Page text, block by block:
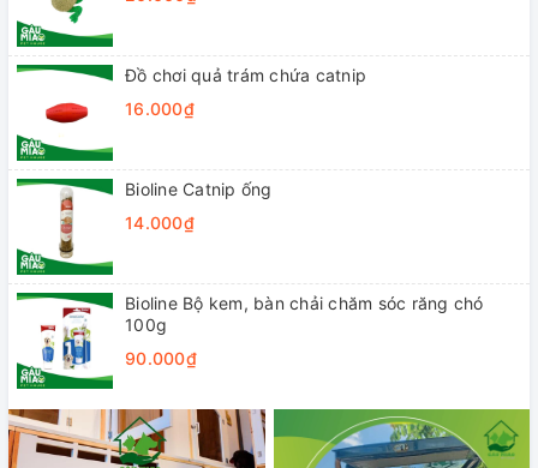
Đồ chơi quả trám chứa catnip
16.000₫
Bioline Catnip ống
14.000₫
Bioline Bộ kem, bàn chải chăm sóc răng chó
100g
90.000₫